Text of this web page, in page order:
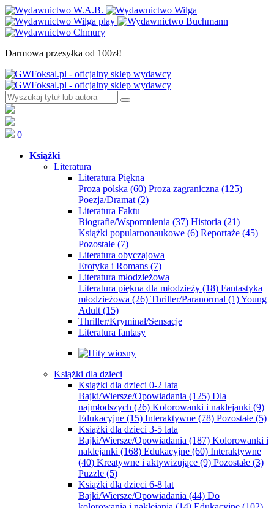
Darmowa przesyłka od 100zł!
0
Książki
Literatura
Literatura Piękna
Proza polska (60) Proza zagraniczna (125)
Poezja/Dramat (2)
Literatura Faktu
Biografie/Wspomnienia (37) Historia (21)
Książki popularnonaukowe (6) Reportaże (45)
Pozostałe (7)
Literatura obyczajowa
Erotyka i Romans (7)
Literatura młodzieżowa
Literatura piękna dla młodzieży (18) Fantastyka
młodzieżowa (26) Thriller/Paranormal (1)Young
Adult (15)
Thriller/Kryminał/Sensacje
Literatura fantasy
Książki dla dzieci
Książki dla dzieci 0-2 lata
Bajki/Wiersze/Opowiadania (125) Dla
najmłodszych (26) Kolorowanki i naklejanki (9)
Edukacyjne (15) Interaktywne (78) Pozostałe (5)
Książki dla dzieci 3-5 lata
Bajki/Wiersze/Opowiadania (187) Kolorowanki i
naklejanki (168) Edukacyjne (60) Interaktywne
(40) Kreatywne i aktywizujące (9) Pozostałe (3)
Puzzle (5)
Książki dla dzieci 6-8 lat
Bajki/Wiersze/Opowiadania (44) Do